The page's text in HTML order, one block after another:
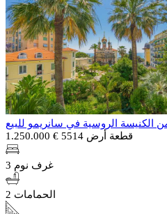
الكنيسة الروسية في سانريمو للبيع
قطعة أرض 5514
€ 1.250.000
3 غرف نوم
2 الحمامات